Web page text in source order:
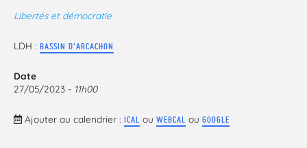
Libertés et démocratie
LDH : BASSIN D'ARCACHON
Date
27/05/2023 - 11h00
Ajouter au calendrier : ICAL ou WEBCAL ou GOOGLE